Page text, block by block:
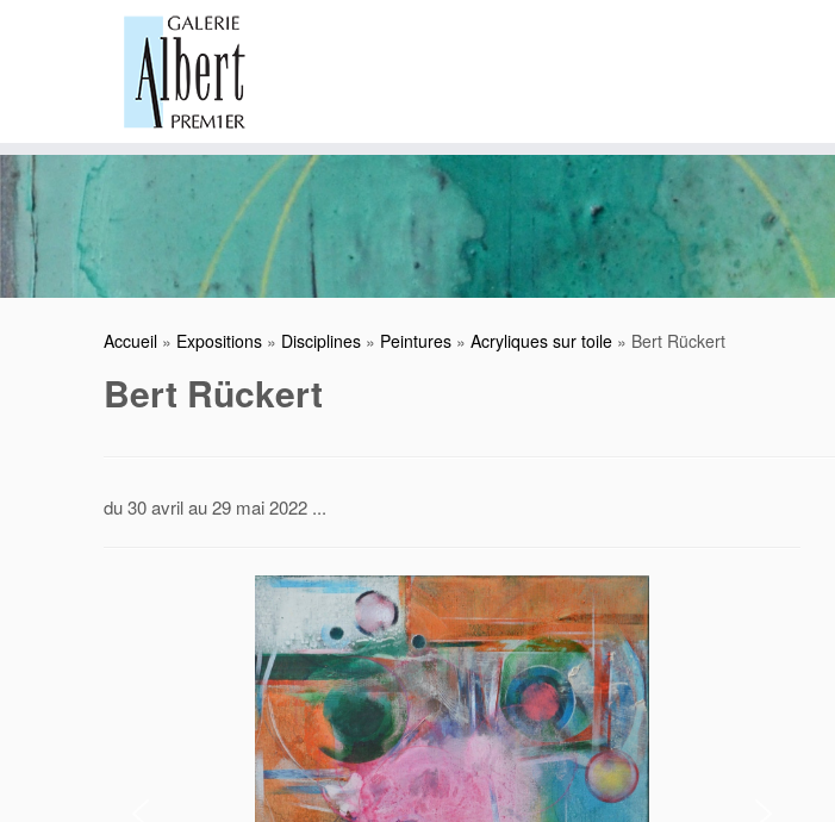
Skip
to
content
Accueil » Expositions » Disciplines » Peintures » Acryliques sur toile » Bert Rückert
Bert Rückert
du 30 avril au 29 mai 2022 ...